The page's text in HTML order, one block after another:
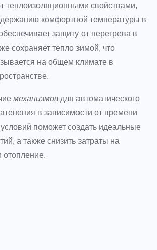
теплоизоляционными свойствами,
комфортной температуры в
защиту от перегрева в
сохраняет тепло зимой, что
на общем климате в
механизмов для автоматического
в зависимости от времени
поможет создать идеальные
а также снизить затраты на
отопление.